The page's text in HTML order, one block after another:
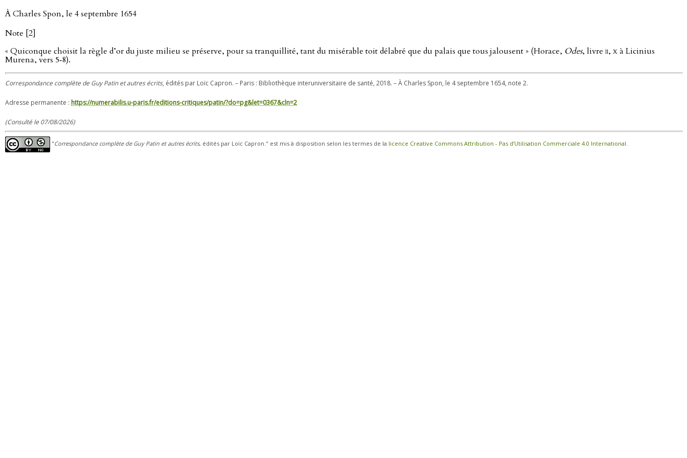
À Charles Spon, le 4 septembre 1654
Note [2]
« Quiconque choisit la règle d’or du juste milieu se préserve, pour sa tranquillité, tant du misérable toit délabré que du palais que tous jalousent » (Horace, Odes, livre ii, xà Licinius
Murena, vers 5‑8).
Correspondance complète de Guy Patin et autres écrits, édités par Loïc Capron. – Paris : Bibliothèque interuniversitaire de santé, 2018. – À Charles Spon, le 4 septembre 1654, note 2.
Adresse permanente : https://numerabilis.u-paris.fr/editions-critiques/patin/?do=pg&let=0367&cln=2
(Consulté le 07/08/2026)
"Correspondance complète de Guy Patin et autres écrits, édités par Loïc Capron." est mis à disposition selon les termes de la licence Creative Commons Attribution - Pas d’Utilisation Commerciale 4.0 International.